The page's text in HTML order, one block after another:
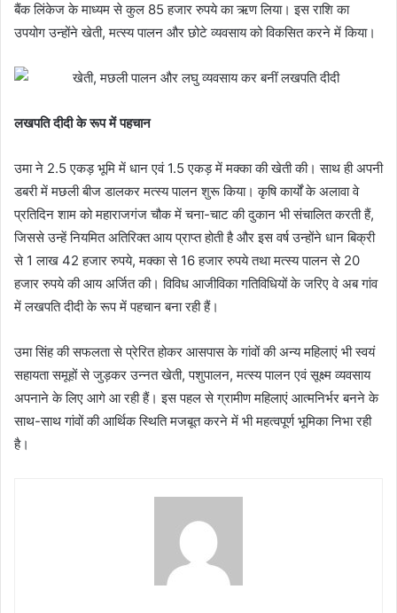
बैंक लिंकेज के माध्यम से कुल 85 हजार रुपये का ऋण लिया। इस राशि का
उपयोग उन्होंने खेती, मत्स्य पालन और छोटे व्यवसाय को विकसित करने में किया।
लखपति दीदी के रूप में पहचान
उमा ने 2.5 एकड़ भूमि में धान एवं 1.5 एकड़ में मक्का की खेती की। साथ ही अपनी
डबरी में मछली बीज डालकर मत्स्य पालन शुरू किया। कृषि कार्यों के अलावा वे
प्रतिदिन शाम को महाराजगंज चौक में चना-चाट की दुकान भी संचालित करती हैं,
जिससे उन्हें नियमित अतिरिक्त आय प्राप्त होती है और इस वर्ष उन्होंने धान बिक्री
से 1 लाख 42 हजार रुपये, मक्का से 16 हजार रुपये तथा मत्स्य पालन से 20
हजार रुपये की आय अर्जित की। विविध आजीविका गतिविधियों के जरिए वे अब गांव
में लखपति दीदी के रूप में पहचान बना रही हैं।
उमा सिंह की सफलता से प्रेरित होकर आसपास के गांवों की अन्य महिलाएं भी स्वयं
सहायता समूहों से जुड़कर उन्नत खेती, पशुपालन, मत्स्य पालन एवं सूक्ष्म व्यवसाय
अपनाने के लिए आगे आ रही हैं। इस पहल से ग्रामीण महिलाएं आत्मनिर्भर बनने के
साथ-साथ गांवों की आर्थिक स्थिति मजबूत करने में भी महत्वपूर्ण भूमिका निभा रही
है।